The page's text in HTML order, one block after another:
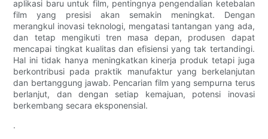
aplikasi baru untuk film, pentingnya pengendalian ketebalan
film yang presisi akan semakin meningkat. Dengan
merangkul inovasi teknologi, mengatasi tantangan yang ada,
dan tetap mengikuti tren masa depan, produsen dapat
mencapai tingkat kualitas dan efisiensi yang tak tertandingi.
Hal ini tidak hanya meningkatkan kinerja produk tetapi juga
berkontribusi pada praktik manufaktur yang berkelanjutan
dan bertanggung jawab. Pencarian film yang sempurna terus
berlanjut, dan dengan setiap kemajuan, potensi inovasi
berkembang secara eksponensial.
.